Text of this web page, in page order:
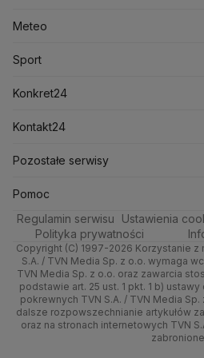
Lotnisko Chopina
Mariusz Błaszczak
Mark Zuckerberg
Ministerstwo Aktywów Państwowych
Ministerstwo Infrastruktury
Ministerstwo Rolnictwa
Ministerstwo Rozwoju i Technologii
Ministerstwo Sportu i Turystyki
Ministerstwo Cyfryzacji
Ministerstwo Edukacji Narodowej
Ministerstwo Finansów
Ministerstwo Klimatu i Środowiska
Ministerstwo Nauki i Szkolnictwa
Meteo
Sport
Zdrowie
Technologia
Quizy
Tematy
Artykuły
Newslettery
Fakty o Świecie
Ludzie Faktów
Łódź
Katowice
Kraków
Poznań
Trójmiasto
Kielce
Kujawsko-pomorskie
Lublin
Lubuskie
Najnowsze
Notowania
Pieniądze
Nieruchomości
Rynki
Dla firm
Handel
Ze świata
Tech
Moto
Meteo
Pogoda godzinowa
Pogoda długoterminowa
Pogoda na jutro
Pogoda na weekend
Najnowsze
Polska
Prognoza
Świat
Nauka
Sport
Piłka Nożna
Tenis
Kolarstwo
Skoki Narciarskie
Sporty zimowe
Lekkoatletyka
Siatkówka
F1
Konkret24
Najnowsze
Polska
Świat
Polityka
Zdrowie
Tech
Nauka
Kontakt24
Najnowsze
Gorące Tematy
Wyślij zgłoszenie
Pozostałe serwisy
TVN
Dzień Dobry TVN
Uwaga TVN
HGTV
TVN Turbo
Pomoc
Centrum pomocy
Test zgodności
Oglądaj na TV
Zrealizuj voucher
Regulamin serwisu Ustawienia
Polityka prywatności
Copyright (C) 1997-2026 Korzystanie z
S.A. / TVN Media Sp. z o.o. wymaga
TVN Media Sp. z o.o. oraz zawarcia
podstawie art. 25 ust. 1 pkt. 1 b)
pokrewnych TVN S.A. / TVN Media
dalsze rozpowszechnianie artykułów
oraz na stronach internetowych TVN